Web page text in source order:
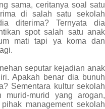
sama, ceritanya soal satu
di salah satu sekolah
diterima? Ternyata dia
spot salah satu anak
mati tapi ya koma dan
seputar kejadian anak
Apakah benar dia bunuh
Sementara kultur sekolah
murid-murid yang arogan,
management sekolah